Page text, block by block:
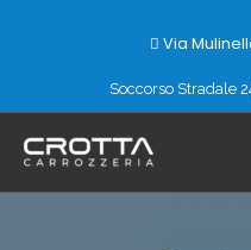
Via
Soccorso Stradale